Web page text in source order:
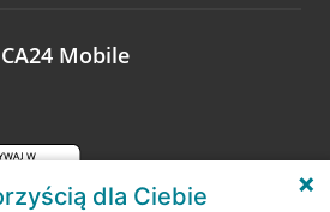
Mobile
dla Ciebie